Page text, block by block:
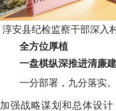
淳安县纪检监察干部深入
全方位厚植
一盘棋纵深推进清廉建
一分部署，九分落实。
加强战略谋划和总体设